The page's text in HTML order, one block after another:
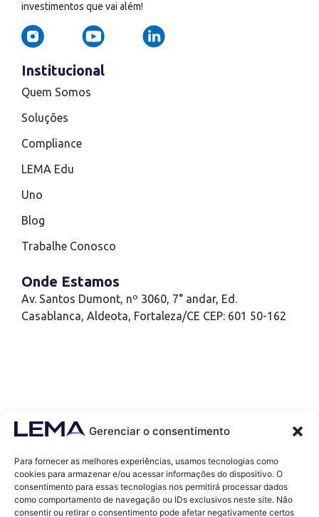
Gerenciar o consentimento
Para fornecer as melhores experiências, usamos tecnologias como
cookies para armazenar e/ou acessar informações do dispositivo. O
consentimento para essas tecnologias nos permitirá processar dados
como comportamento de navegação ou IDs exclusivos neste site. Não
consentir ou retirar o consentimento pode afetar negativamente certos
investimentos que vai além!
Institucional
Quem Somos
Soluções
Compliance
LEMA Edu
Uno
Blog
Trabalhe Conosco
Onde Estamos
Av. Santos Dumont, nº 3060, 7° andar, Ed.
Casablanca, Aldeota, Fortaleza/CE CEP: 601 50-162
Contatos